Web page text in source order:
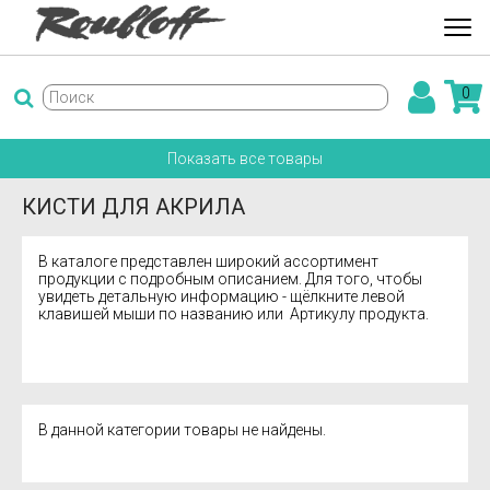
0
Показать все товары
КИСТИ ДЛЯ АКРИЛА
В каталоге представлен широкий ассортимент
продукции с подробным описанием. Для того, чтобы
увидеть детальную информацию - щёлкните левой
клавишей мыши по названию или Артикулу продукта.
В данной категории товары не найдены.